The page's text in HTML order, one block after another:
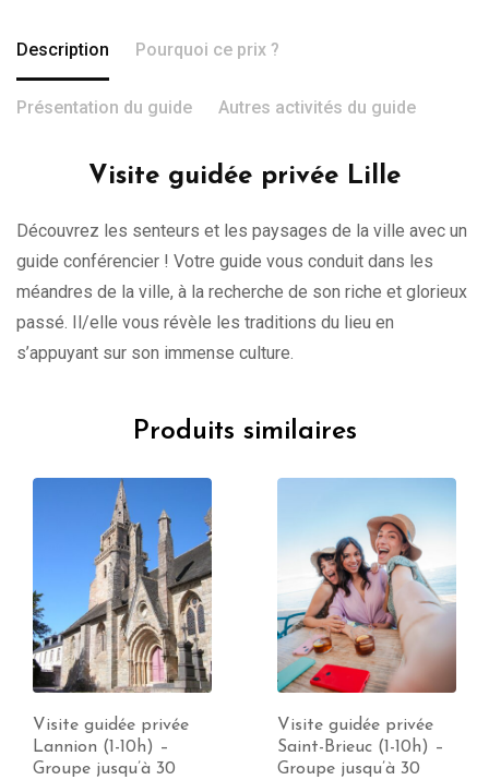
Description Pourquoi ce prix ?
Présentation du guide Autres activités du guide
Visite guidée privée Lille
Découvrez les senteurs et les paysages de la ville avec un
guide conférencier ! Votre guide vous conduit dans les
méandres de la ville, à la recherche de son riche et glorieux
passé. Il/elle vous révèle les traditions du lieu en
s’appuyant sur son immense culture.
Produits similaires
Visite guidée privée
Lannion (1-10h) –
Groupe jusqu’à 30
Visite guidée privée
Saint-Brieuc (1-10h) –
Groupe jusqu’à 30